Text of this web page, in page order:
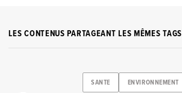
LES CONTENUS PARTAGEANT LES MÊMES TAGS
SANTE ENVIRONNEMENT